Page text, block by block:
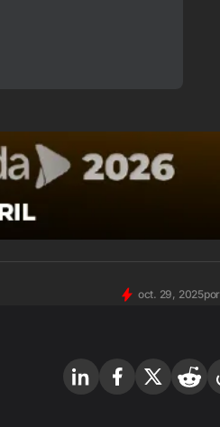
oct. 29, 2025por